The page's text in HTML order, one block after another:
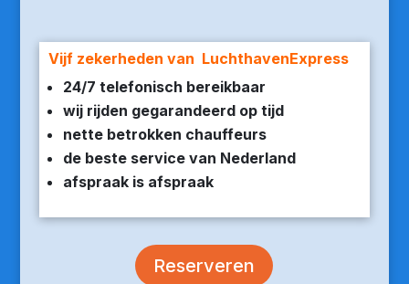
Vijf zekerheden van LuchthavenExpress
24/7 telefonisch bereikbaar
wij rijden gegarandeerd op tijd
nette betrokken chauffeurs
de beste service van Nederland
afspraak is afspraak
Reserveren